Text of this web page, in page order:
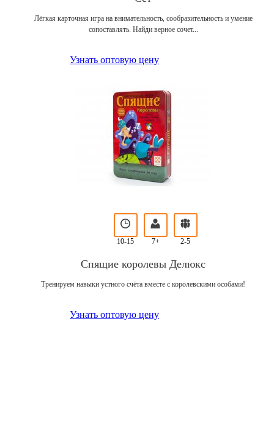
Лёгкая карточная игра на внимательность, сообразительность и умение
сопоставлять. Найди верное сочет...
Узнать оптовую цену
10-15 7+ 2-5
Спящие королевы Делюкс
Тренируем навыки устного счёта вместе с королевскими особами!
Узнать оптовую цену